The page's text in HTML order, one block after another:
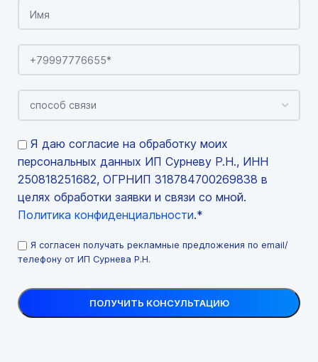
Я даю согласие на обработку моих
персональных данных ИП Сурневу Р.Н., ИНН
250818251682, ОГРНИП 318784700269838 в
целях обработки заявки и связи со мной.
Политика конфиденциальности.*
Я согласен получать рекламные предложения по email/
телефону от ИП Сурнева Р.Н.